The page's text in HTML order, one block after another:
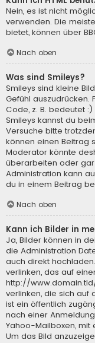
Nein, es ist nicht
verwenden. Die
bietet, können über
Nach oben
Was sind Smileys?
Smileys sind kleine
Gefühl auszudrücken.
Code, z. B. bedeutet
Smileys kannst du
Versuche bitte
können einen Beitrag
Moderator könnte
überarbeiten oder
Administration kann
du in einem Beitrag
Nach oben
Kann ich Bilder in
Ja, Bilder können in
die Administration
auch direkt
verlinken, das auf
http://
verlinken, die sich
ist ein öffentlich
nach einer
Yahoo-Mailboxen, mit
Um das Bild